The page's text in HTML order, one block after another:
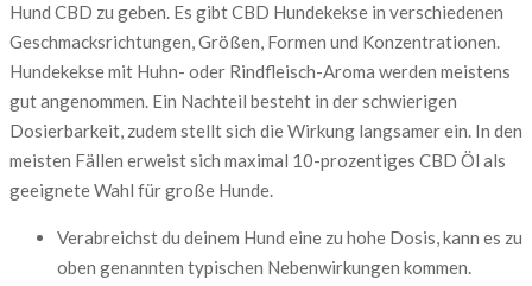
Hund CBD zu geben. Es gibt CBD Hundekekse in verschiedenen
Geschmacksrichtungen, Größen, Formen und Konzentrationen.
Hundekekse mit Huhn- oder Rindfleisch-Aroma werden meistens
gut angenommen. Ein Nachteil besteht in der schwierigen
Dosierbarkeit, zudem stellt sich die Wirkung langsamer ein. In den
meisten Fällen erweist sich maximal 10-prozentiges CBD Öl als
geeignete Wahl für große Hunde.
Verabreichst du deinem Hund eine zu hohe Dosis, kann es zu
oben genannten typischen Nebenwirkungen kommen.